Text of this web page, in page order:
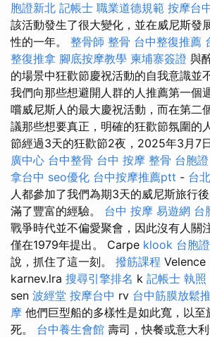
胞證新北 記帳士 職業道德規範 按摩台
該活動發生了很大變化，並在威尼斯發
性的一年。 整骨師 整骨 台中整復推薦
整復推拿 腳底按摩教學 柬埔寨簽證 與
的場景中狂歡節慶祝活動的自我意識並
我們向那些想避開人群的人推薦第一個
嚐威尼斯人的最大慶祝活動，而在第二
議那些想要真正，明確的狂歡節氛圍的
節經過3天的狂歡節2夜，2025年3月7
廣中心 台中整骨 台中 按摩 整骨 台胞
拿台中 seo優化 台中按摩推薦ptt - 台
人都參加了我們為期3天的威尼斯旅行
滿了豐富的經驗。 台中 按摩 易遊網 台
戰爭時代並不偏愛聚會，因此沒有人關
僅在1979年提出。 Carpe klook 台胞證
說，抓住了這一刻。 撥筋課程 Velence
karnev.lra 搜尋引擎排名 k 記帳士 執照
sen 波經堂 按摩台中 rv 台中筋膜放鬆
摩 他們巨型船的多樣性是如此寬，以
死。 台中養生會館 壽司，快餐或意大